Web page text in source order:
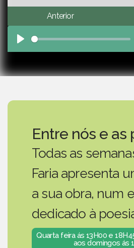
Anterior
Play
Entre nós e as
Todas as
Faria apresenta
a sua obra, num
dedicado à
Quarta feira ás 13H00 e
aos domingos ás